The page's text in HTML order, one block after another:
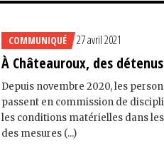
COMMUNIQUÉ 27 avril 2021
À Châteauroux, des
Depuis novembre 2020, les
passent en commission de
les conditions matérielles dans
des mesures (...)